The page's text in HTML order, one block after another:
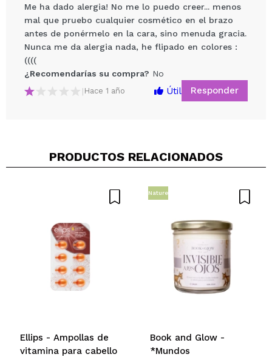
¿Recomendarías su compra? Si No
ENVIAR
Me ha dado alergia! No me lo puedo creer... menos
mal que pruebo cualquier cosmético en el brazo
antes de ponérmelo en la cara, sino menuda gracia.
Nunca me da alergia nada, he flipado en colores :
((((
¿Recomendarías su compra? No
| Hace 1 año Útil Responder
PRODUCTOS RELACIONADOS
Ellips - Ampollas de
vitamina para cabello
Nature
Book and Glow -
*Mundos